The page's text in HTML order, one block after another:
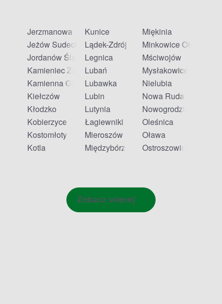
Jerzmanowa
Jeżów Sudecki
Jordanów Śląski
Kamieniec Ząbkowicki
Kamienna Góra
Kiełczów
Kłodzko
Kobierzyce
Kostomłoty
Kotla
Kunice
Lądek-Zdrój
Legnica
Lubań
Lubawka
Lubin
Lutynia
Łagiewniki
Mieroszów
Międzybórz
Miękinia
Minkowice Oławskie
Mściwojów
Mysłakowice
Nielubia
Nowa Ruda
Nowogrodziec
Oleśnica
Oława
Ostroszowice
Zobacz więcej